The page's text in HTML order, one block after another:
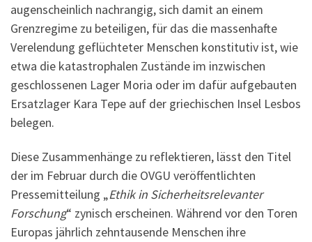
augenscheinlich nachrangig, sich damit an einem
Grenzregime zu beteiligen, für das die massenhafte
Verelendung geflüchteter Menschen konstitutiv ist, wie
etwa die katastrophalen Zustände im inzwischen
geschlossenen Lager Moria oder im dafür aufgebauten
Ersatzlager Kara Tepe auf der griechischen Insel Lesbos
belegen.
Diese Zusammenhänge zu reflektieren, lässt den Titel
der im Februar durch die OVGU veröffentlichten
Pressemitteilung „Ethik in Sicherheitsrelevanter
Forschung“ zynisch erscheinen. Während vor den Toren
Europas jährlich zehntausende Menschen ihre